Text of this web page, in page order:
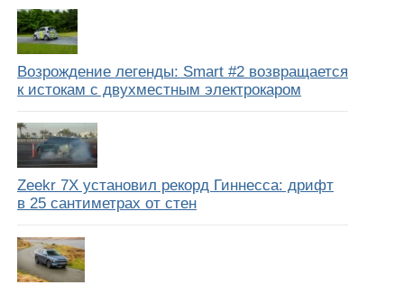
Возрождение легенды: Smart #2 возвращается
к истокам с двухместным электрокаром
Zeekr 7X установил рекорд Гиннесса: дрифт
в 25 сантиметрах от стен